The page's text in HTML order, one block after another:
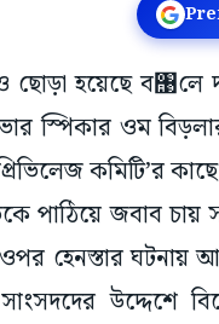
ছোড়া হয়েছে
স্পিকার ওম
কমিটি’র
পাঠিয়ে জবাব চায়
হেনস্তার
উদ্দেশে